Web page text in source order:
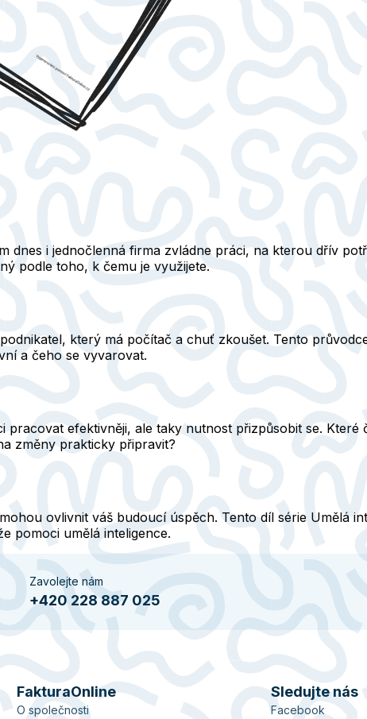
dnes i jednočlenná firma zvládne práci, na kterou dřív
podle toho, k čemu je využijete.
který má počítač a chuť zkoušet. Tento
a čeho se vyvarovat.
efektivněji, ale taky nutnost přizpůsobit se. Které
změny prakticky připravit?
ovlivnit váš budoucí úspěch. Tento díl série Umělá
pomoci umělá inteligence.
Zavolejte nám
+420 228 887 025
FakturaOnline
O společnosti
Sledujte nás
Facebook